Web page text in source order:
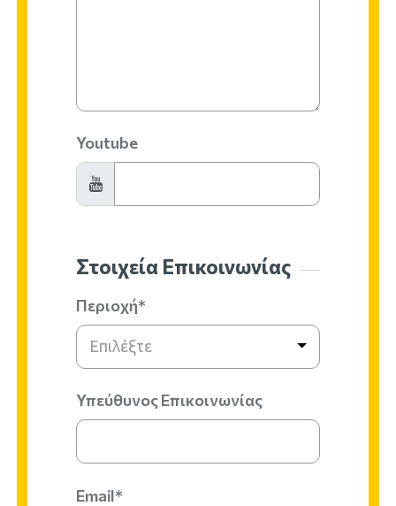
Youtube
Στοιχεία Επικοινωνίας
Περιοχή*
Επιλέξτε
Υπεύθυνος Επικοινωνίας
Email*